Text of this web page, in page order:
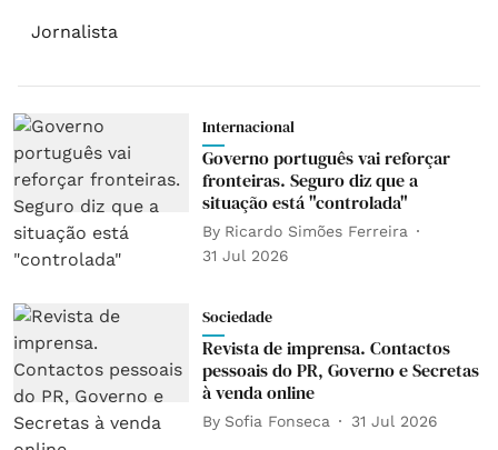
Jornalista
Internacional
Governo português vai reforçar
fronteiras. Seguro diz que a
situação está "controlada"
By Ricardo Simões Ferreira
31 Jul 2026
Sociedade
Revista de imprensa. Contactos
pessoais do PR, Governo e Secretas
à venda online
By Sofia Fonseca 31 Jul 2026